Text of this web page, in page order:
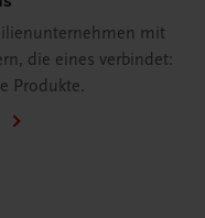
mit
die eines verbindet:
Produkte.